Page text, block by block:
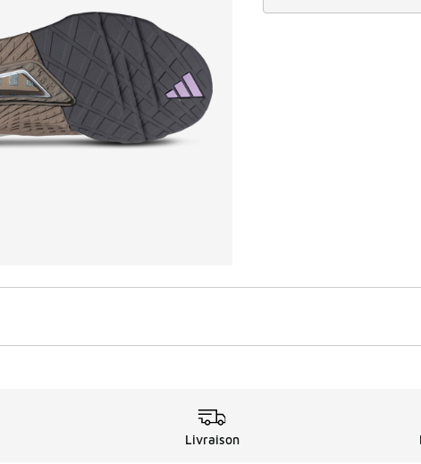
Livraison